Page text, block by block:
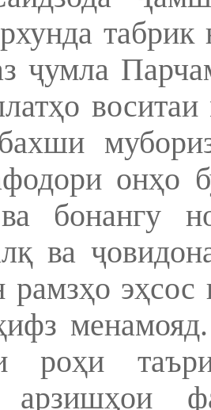
табрик
ҷумла
онҳо
бонангу
ва
рамзҳо
роҳи
арзишҳои